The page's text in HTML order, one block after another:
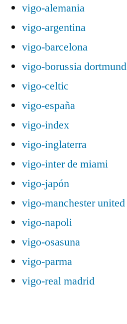
vigo-alemania
vigo-argentina
vigo-barcelona
vigo-borussia dortmund
vigo-celtic
vigo-españa
vigo-index
vigo-inglaterra
vigo-inter de miami
vigo-japón
vigo-manchester united
vigo-napoli
vigo-osasuna
vigo-parma
vigo-real madrid